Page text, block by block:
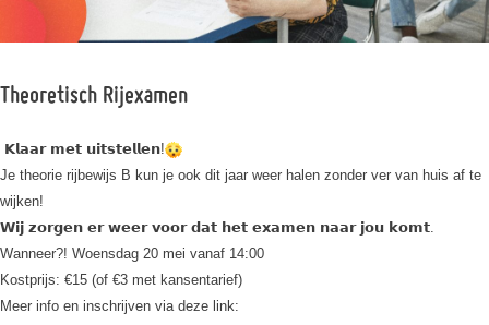
Theoretisch Rijexamen
𝗞𝗹𝗮𝗮𝗿 𝗺𝗲𝘁 𝘂𝗶𝘁𝘀𝘁𝗲𝗹𝗹𝗲𝗻!
Je theorie rijbewijs B kun je ook dit jaar weer halen zonder ver van huis af te
wijken!
𝗪𝗶𝗷 𝘇𝗼𝗿𝗴𝗲𝗻 𝗲𝗿 𝘄𝗲𝗲𝗿 𝘃𝗼𝗼𝗿 𝗱𝗮𝘁 𝗵𝗲𝘁 𝗲𝘅𝗮𝗺𝗲𝗻 𝗻𝗮𝗮𝗿 𝗷𝗼𝘂 𝗸𝗼𝗺𝘁.
Wanneer?! Woensdag 20 mei vanaf 14:00
Kostprijs: €15 (of €3 met kansentarief)
Meer info en inschrijven via deze link: